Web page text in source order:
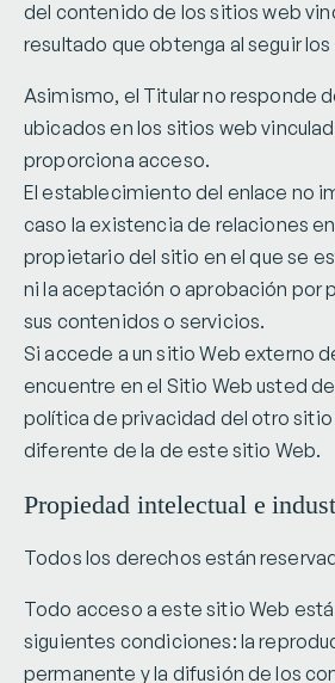
del contenido de los sitios web
resultado que obtenga al seguir
Asimismo, el Titular no responde
ubicados en los sitios web
proporciona acceso.
El establecimiento del enlace no
caso la existencia de relaciones
propietario del sitio en el que se
ni la aceptación o aprobación por
sus contenidos o servicios.
Si accede a un sitio Web externo
encuentre en el Sitio Web usted
política de privacidad del otro
diferente de la de este sitio Web.
Propiedad intelectual e
Todos los derechos están
Todo acceso a este sitio Web
siguientes condiciones: la
permanente y la difusión de los